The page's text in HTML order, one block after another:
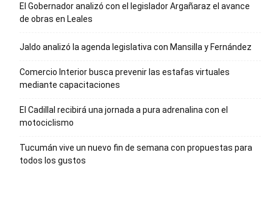
El Gobernador analizó con el legislador Argañaraz el avance
de obras en Leales
Jaldo analizó la agenda legislativa con Mansilla y Fernández
Comercio Interior busca prevenir las estafas virtuales
mediante capacitaciones
El Cadillal recibirá una jornada a pura adrenalina con el
motociclismo
Tucumán vive un nuevo fin de semana con propuestas para
todos los gustos